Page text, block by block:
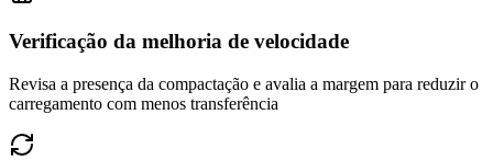
Verificação da melhoria de velocidade
Revisa a presença da compactação e avalia a margem para reduzir o
carregamento com menos transferência